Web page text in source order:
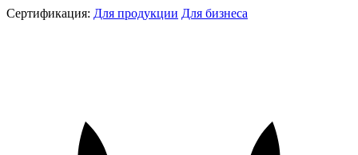
Сертификация: Для продукции Для бизнеса